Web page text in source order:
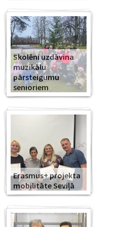
Skolēni uzdāvina
muzikālu
pārsteigumu
senioriem
Erasmus+ projekta
mobilitāte Seviļā